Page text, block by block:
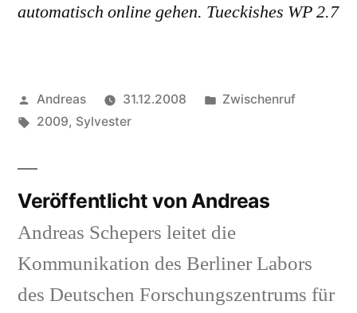
automatisch online gehen. Tueckishes WP 2.7
Veröffentlicht
von
Andreas 31.12.2008
Veröffentlicht
Zwischenruf
Schlagwörter:
2009, Sylvester
Veröffentlicht von Andreas
Andreas Schepers leitet die
Kommunikation des Berliner Labors
des Deutschen Forschungszentrums für